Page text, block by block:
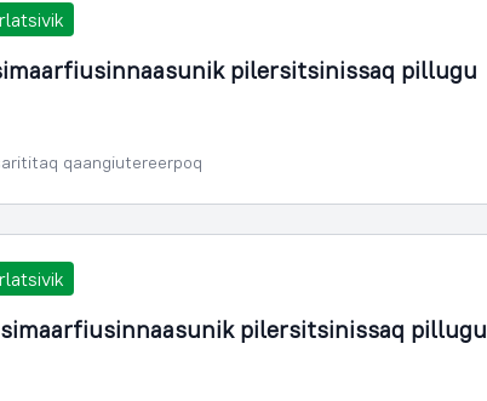
pilersitsinissaq pillugu
qaangiutereerpoq
pilersitsinissaq pillugu